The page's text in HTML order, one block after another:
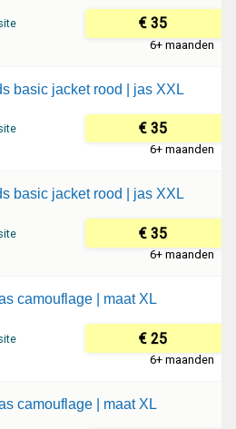
€ 35
6+ maanden
basic jacket rood | jas XXL
€ 35
6+ maanden
basic jacket rood | jas XXL
€ 35
6+ maanden
camouflage | maat XL
€ 25
6+ maanden
camouflage | maat XL